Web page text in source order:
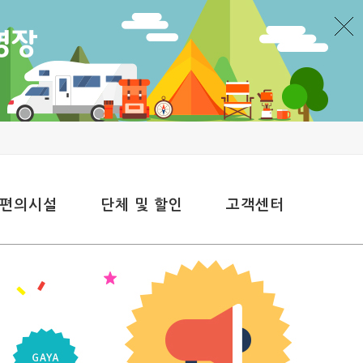
의시설 단체 및 할인 고객센터